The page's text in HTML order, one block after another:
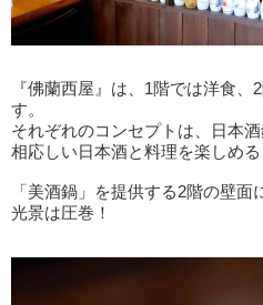
『佛蘭西屋』は、1階では洋食
す。
それぞれのコンセプトは、日本
相応しい日本酒と料理を楽しめる
「美酒鍋」を提供する2階の壁
光景は圧巻！